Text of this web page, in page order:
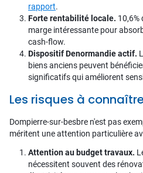
rapport.
Forte rentabilité locale. 10,6%
marge intéressante pour
cash-flow.
Dispositif Denormandie actif.
biens anciens peuvent
significatifs qui améliorent
Les risques à
Dompierre-sur-besbre n'est pas
méritent une attention particulière
Attention au budget travaux.
nécessitent souvent des